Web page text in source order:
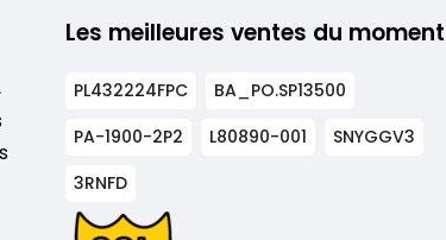
Les meilleures ventes du moment
PL432224FPC
BA_PO.SP13500
PA-1900-2P2
L80890-001
SNYGGV3
3RNFD